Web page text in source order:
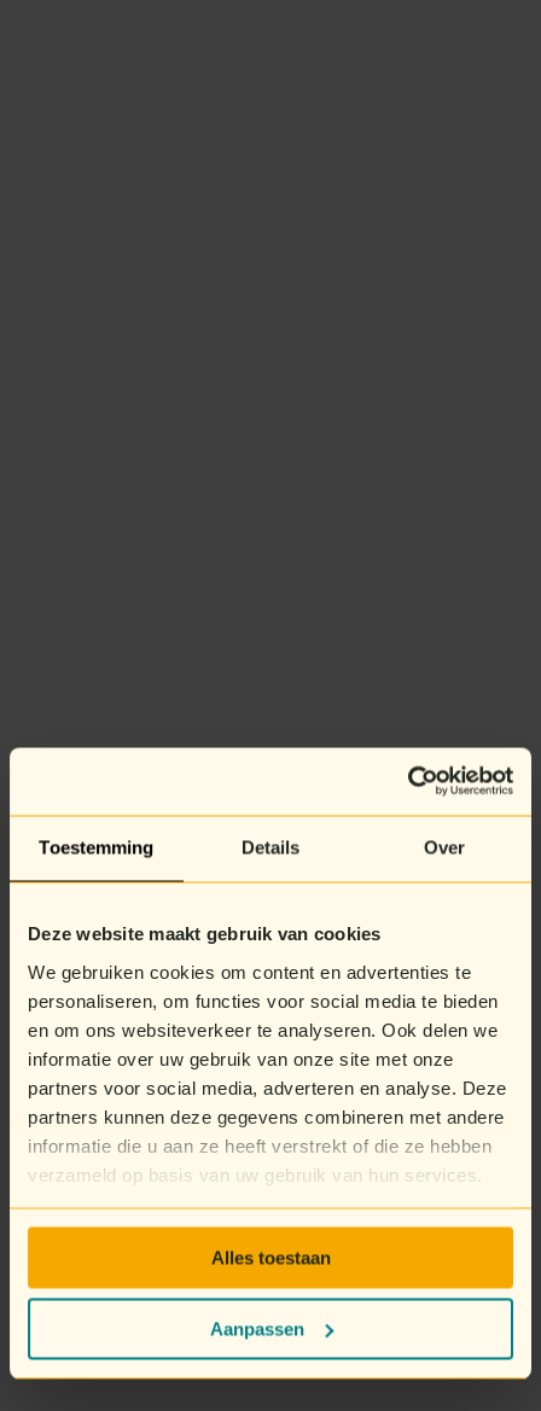
Toestemming Details Over
Deze website maakt gebruik van cookies
We gebruiken cookies om content en advertenties te
personaliseren, om functies voor social media te bieden
en om ons websiteverkeer te analyseren. Ook delen we
informatie over uw gebruik van onze site met onze
partners voor social media, adverteren en analyse. Deze
partners kunnen deze gegevens combineren met andere
informatie die u aan ze heeft verstrekt of die ze hebben
verzameld op basis van uw gebruik van hun services.
Alles toestaan
Aanpassen